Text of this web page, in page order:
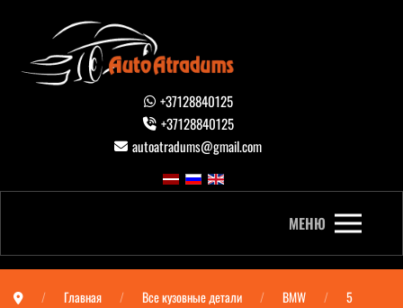
+37128840125
+37128840125
autoatradums@gmail.com
МЕНЮ
Главная Все кузовные детали BMW
5